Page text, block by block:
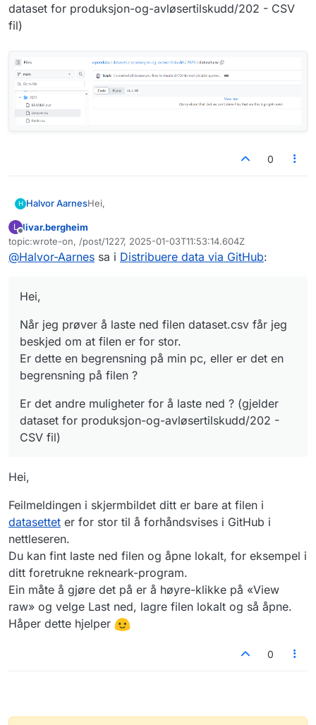
dataset for produksjon-og-avløsertilskudd/202 - CSV
fil)
0
H Halvor AarnesHei,
jeg beskjed om at filen er for stor.
Er dette en begrensning på min pc, eller er det
Er det andre muligheter for å laste ned ?
L
Frakoblet
livar.bergheim
topic:wrote-on, /post/1227, 2025-01-03T11:53:14.604Z
Sist endret av
@Halvor-Aarnes sa i Distribuere data via GitHub:
Hei,
Når jeg prøver å laste ned filen dataset.csv får jeg
beskjed om at filen er for stor.
Er dette en begrensning på min pc, eller er det en
begrensning på filen ?
Er det andre muligheter for å laste ned ? (gjelder
dataset for produksjon-og-avløsertilskudd/202 -
CSV fil)
Hei,
Feilmeldingen i skjermbildet ditt er bare at filen i
datasettet er for stor til å forhåndsvises i GitHub i
nettleseren.
Du kan fint laste ned filen og åpne lokalt, for eksempel i
ditt foretrukne rekneark-program.
Ein måte å gjøre det på er å høyre-klikke på «View
raw» og velge Last ned, lagre filen lokalt og så åpne.
Håper dette hjelper
0